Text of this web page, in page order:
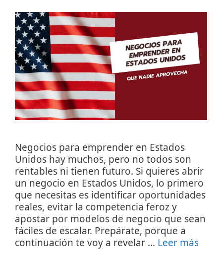
Negocios para emprender en Estados
Unidos hay muchos, pero no todos son
rentables ni tienen futuro. Si quieres abrir
un negocio en Estados Unidos, lo primero
que necesitas es identificar oportunidades
reales, evitar la competencia feroz y
apostar por modelos de negocio que sean
fáciles de escalar. Prepárate, porque a
continuación te voy a revelar … Leer más